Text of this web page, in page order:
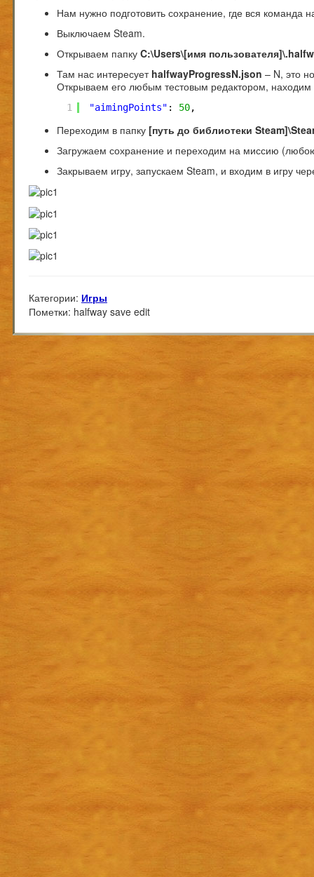
Нам нужно подготовить сохранение, где вся команда
Выключаем Steam.
Открываем папку C:\Users\[имя
Там нас интересует halfwayProgressN.json – N, это
Открываем его любым тестовым редактором,
1 "aimingPoints" : 50,
Переходим в папку [путь до библиотеки
Загружаем сохранение и переходим на миссию
Закрываем игру, запускаем Steam, и входим в игру
Категории: Игры
Пометки: halfway save edit